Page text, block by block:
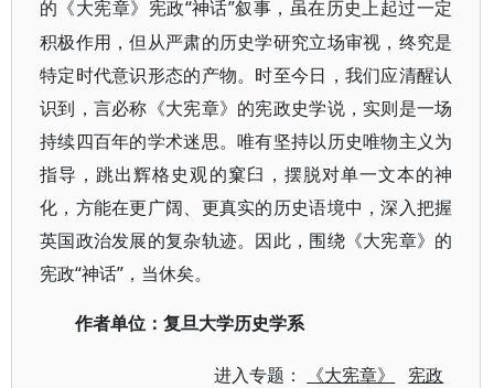
的《大宪章》宪政“神话”叙事，虽在历史上起过一定
积极作用，但从严肃的历史学研究立场审视，终究是
特定时代意识形态的产物。时至今日，我们应清醒认
识到，言必称《大宪章》的宪政史学说，实则是一场
持续四百年的学术迷思。唯有坚持以历史唯物主义为
指导，跳出辉格史观的窠臼，摆脱对单一文本的神
化，方能在更广阔、更真实的历史语境中，深入把握
英国政治发展的复杂轨迹。因此，围绕《大宪章》的
宪政“神话”，当休矣。
作者单位： 复旦大学历史学系
进入专题： 《大宪章》 宪政